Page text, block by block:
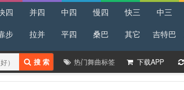
四 并四 中四 慢四 快三 中三
步
拉并 平四 桑巴 其它 吉特巴
搜 索 热门舞曲标签 下载APP